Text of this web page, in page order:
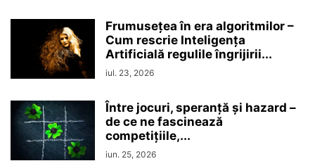
Frumusețea în era algoritmilor –
Cum rescrie Inteligența
Artificială regulile îngrijirii...
iul. 23, 2026
Între jocuri, speranță și hazard –
de ce ne fascinează
competițiile,...
iun. 25, 2026